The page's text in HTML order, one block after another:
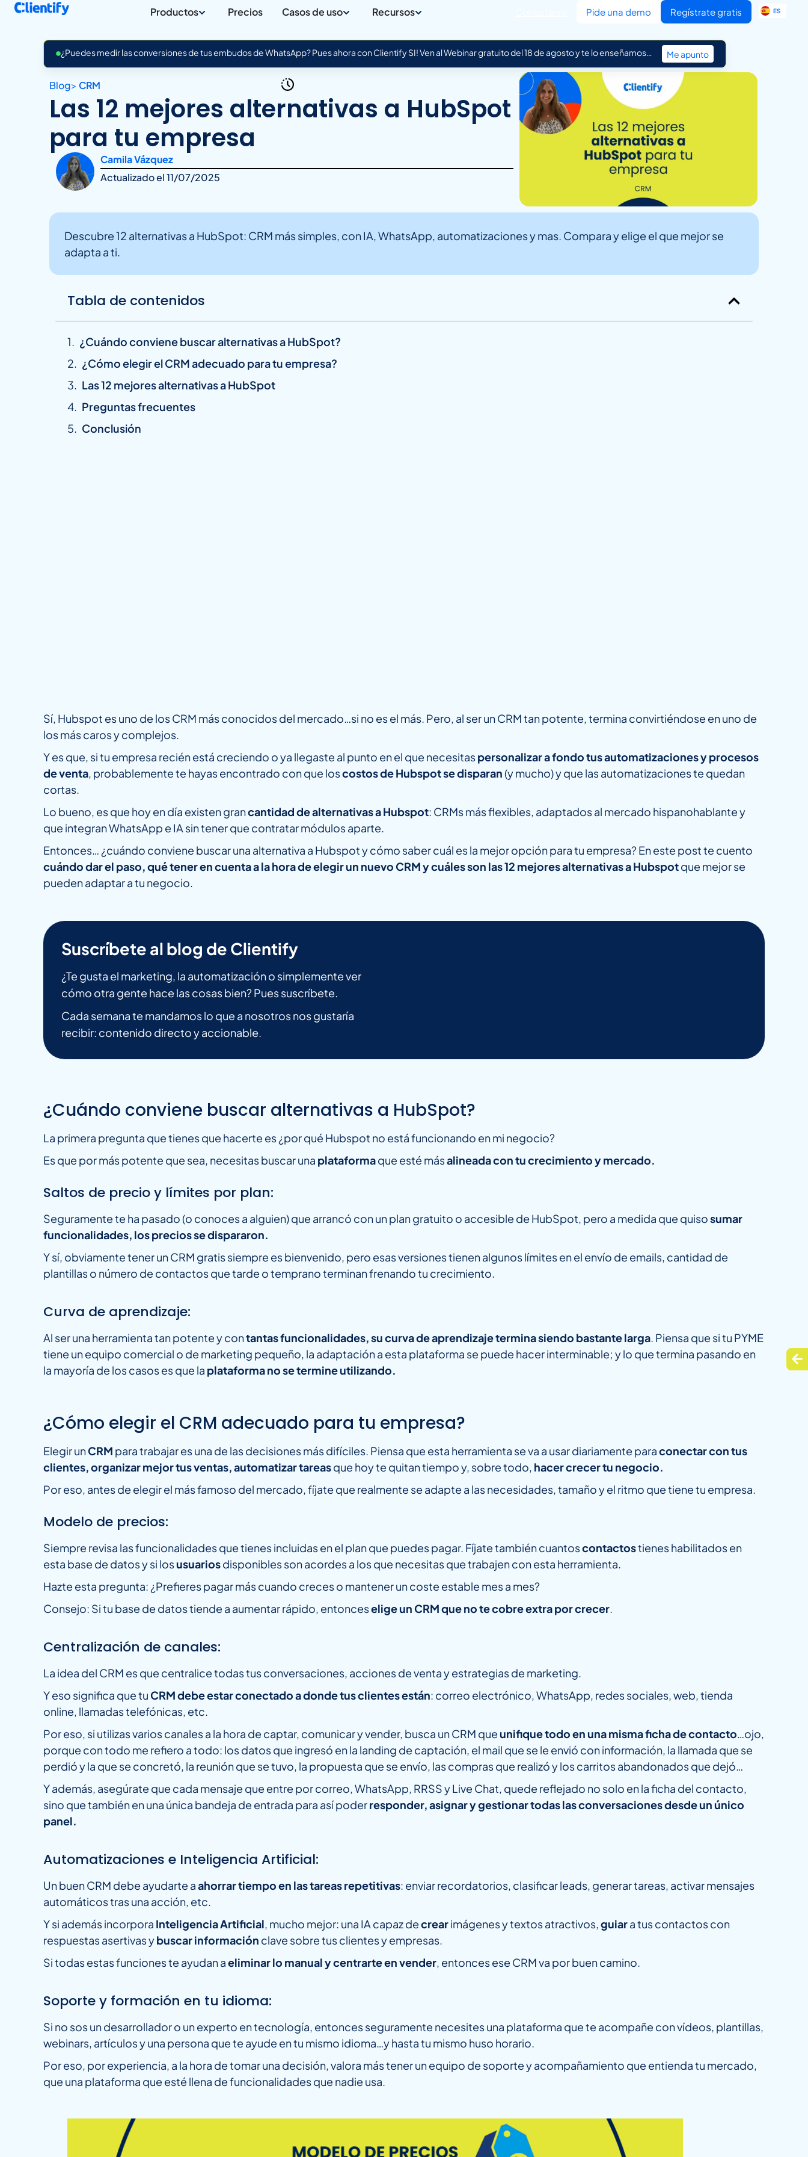
Productos Precios Casos de uso Recursos Pide una demo Regístrate gratis ES
IT
¿Puedes medir las conversiones de tus embudos de WhatsApp? Pues ahora con Clientify SI! Ven al Webinar gratuito del 18 de agosto y te lo enseñamos… Me apunto
Blog> CRM
Las 12 mejores alternativas a HubSpot
para tu empresa
Camila Vázquez
Actualizado el11/07/2025
Descubre 12 alternativas a HubSpot: CRM más simples, con IA, WhatsApp, automatizaciones y mas. Compara y elige el que mejor se
adapta a ti.
Tabla de contenidos
¿Cuándo conviene buscar alternativas a HubSpot?
¿Cómo elegir el CRM adecuado para tu empresa?
Las 12 mejores alternativas a HubSpot
Preguntas frecuentes
Conclusión
Sí, Hubspot es uno de los CRM más conocidos del mercado…si no es el más. Pero, al ser un CRM tan potente, termina convirtiéndose en uno de
los más caros y complejos.
Y es que, si tu empresa recién está creciendo o ya llegaste al punto en el que necesitaspersonalizar a fondo tus automatizaciones y procesos
de venta, probablemente te hayas encontrado con que loscostos de Hubspot se disparan(y mucho) y que las automatizaciones te quedan
cortas.
Lo bueno, es que hoy en día existen grancantidad de alternativas a Hubspot: CRMs más flexibles, adaptados al mercado hispanohablante y
que integran WhatsApp e IA sin tener que contratar módulos aparte.
Entonces… ¿cuándo conviene buscar una alternativa a Hubspot y cómo saber cuál es la mejor opción para tu empresa? En este post te cuento
cuándo dar el paso, qué tener en cuenta a la hora de elegir un nuevo CRM y cuáles son las 12 mejores alternativas a Hubspotque mejor se
pueden adaptar a tu negocio.
Suscríbete al blog de Clientify
¿Te gusta el marketing, la automatización o simplemente ver
cómo otra gente hace las cosas bien? Pues suscríbete.
Cada semana te mandamos lo que a nosotros nos gustaría
recibir: contenido directo y accionable.
¿Cuándo conviene buscar alternativas a HubSpot?
La primera pregunta que tienes que hacerte es ¿por qué Hubspot no está funcionando en mi negocio?
Es que por más potente que sea, necesitas buscar una plataformaque esté másalineada con tu crecimiento y mercado.
Saltos de precio y límites por plan:
Seguramente te ha pasado (o conoces a alguien) que arrancó con un plan gratuito o accesible de HubSpot, pero a medida que quisosumar
funcionalidades, los precios se dispararon.
Y sí, obviamente tener un CRM gratis siempre es bienvenido, pero esas versiones tienen algunos límites en el envío de emails, cantidad de
plantillas o número de contactos que tarde o temprano terminan frenando tu crecimiento.
Curva de aprendizaje:
Al ser una herramienta tan potente y contantas funcionalidades, su curva de aprendizaje termina siendo bastante larga. Piensa que si tu PYME
tiene un equipo comercial o de marketing pequeño, la adaptación a esta plataforma se puede hacer interminable; y lo que termina pasando en
la mayoría de los casos es que la plataforma no se termine utilizando.
¿Cómo elegir el CRM adecuado para tu empresa?
Elegir unCRM para trabajar es una de las decisiones más difíciles. Piensa que esta herramienta se va a usar diariamente paraconectar con tus
clientes, organizar mejor tus ventas, automatizar tareasque hoy te quitan tiempo y, sobre todo, hacer crecer tu negocio.
Por eso, antes de elegir el más famoso del mercado, fíjate que realmente se adapte a las necesidades, tamaño y el ritmo que tiene tu empresa.
Modelo de precios:
Siempre revisa las funcionalidades que tienes incluidas en el plan que puedes pagar. Fíjate también cuantoscontactostienes habilitados en
esta base de datos y si losusuariosdisponibles son acordes a los que necesitas que trabajen con esta herramienta.
Hazte esta pregunta: ¿Prefieres pagar más cuando creces o mantener un coste estable mes a mes?
Consejo: Si tu base de datos tiende a aumentar rápido, entonceselige un CRM que no te cobre extra por crecer.
Centralización de canales:
La idea del CRM es que centralice todas tus conversaciones, acciones de venta y estrategias de marketing.
Y eso significa que tu CRM debe estar conectado a donde tus clientes están: correo electrónico, WhatsApp, redes sociales, web, tienda
online, llamadas telefónicas, etc.
Por eso, si utilizas varios canales a la hora de captar, comunicar y vender, busca un CRM queunifique todo en una misma ficha de contacto…ojo,
porque con todo me refiero a todo: los datos que ingresó en la landing de captación, el mail que se le envió con información, la llamada que se
perdió y la que se concretó, la reunión que se tuvo, la propuesta que se envío, las compras que realizó y los carritos abandonados que dejó…
Y además, asegúrate que cada mensaje que entre por correo, WhatsApp, RRSS y Live Chat, quede reflejado no solo en la ficha del contacto,
sino que también en una única bandeja de entrada para así poderresponder, asignar y gestionar todas las conversaciones desde un único
panel.
Automatizaciones e Inteligencia Artificial:
Un buen CRM debe ayudarte aahorrar tiempo en las tareas repetitivas: enviar recordatorios, clasificar leads, generar tareas, activar mensajes
automáticos tras una acción, etc.
Y si además incorpora Inteligencia Artificial, mucho mejor: una IA capaz decrearimágenes y textos atractivos,guiara tus contactos con
respuestas asertivas ybuscar información clave sobre tus clientes y empresas.
Si todas estas funciones te ayudan aeliminar lo manual y centrarte en vender, entonces ese CRM va por buen camino.
Soporte y formación en tu idioma:
Si no sos un desarrollador o un experto en tecnología, entonces seguramente necesites una plataforma que te acompañe con vídeos, plantillas,
webinars, artículos y una persona que te ayude en tu mismo idioma…y hasta tu mismo huso horario.
Por eso, por experiencia, a la hora de tomar una decisión, valora más tener un equipo de soporte y acompañamiento que entienda tu mercado,
que una plataforma que esté llena de funcionalidades que nadie usa.